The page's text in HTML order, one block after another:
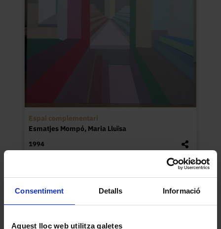
Consentiment Detalls Informació
Aquest lloc web utilitza galetes
Espai complementari
Esmatjes Mompó, Maria Lluïsa
1994